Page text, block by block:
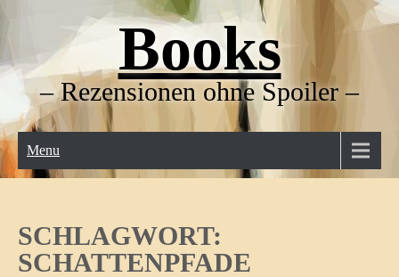
Books
– Rezensionen ohne Spoiler –
Menu
SCHLAGWORT:
SCHATTENPFADE